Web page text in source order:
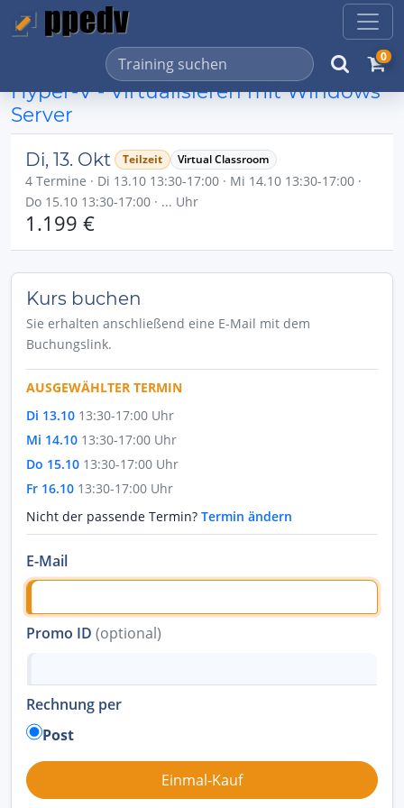
0
Hyper-V - Virtualisieren mit Windows
Server
Di, 13. Okt Teilzeit Virtual Classroom
4 Termine · Di 13.10 13:30-17:00 · Mi 14.10 13:30-17:00 ·
Do 15.10 13:30-17:00 · ... Uhr
1.199 €
Kurs buchen
Sie erhalten anschließend eine E-Mail mit dem
Buchungslink.
AUSGEWÄHLTER TERMIN
Di 13.10 13:30-17:00 Uhr
Mi 14.10 13:30-17:00 Uhr
Do 15.10 13:30-17:00 Uhr
Fr 16.10 13:30-17:00 Uhr
Nicht der passende Termin? Termin ändern
E-Mail
Promo ID (optional)
Rechnung per
Post